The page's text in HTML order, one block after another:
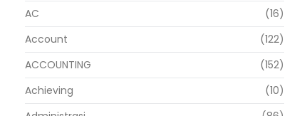
AC
(16)
Account
(122)
ACCOUNTING
(152)
Achieving
(10)